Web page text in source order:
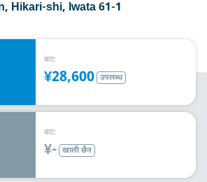
Hikari-shi, Iwata 61-1
बाट:
¥28,600 उपलब्ध
बाट:
¥- खाली छैन